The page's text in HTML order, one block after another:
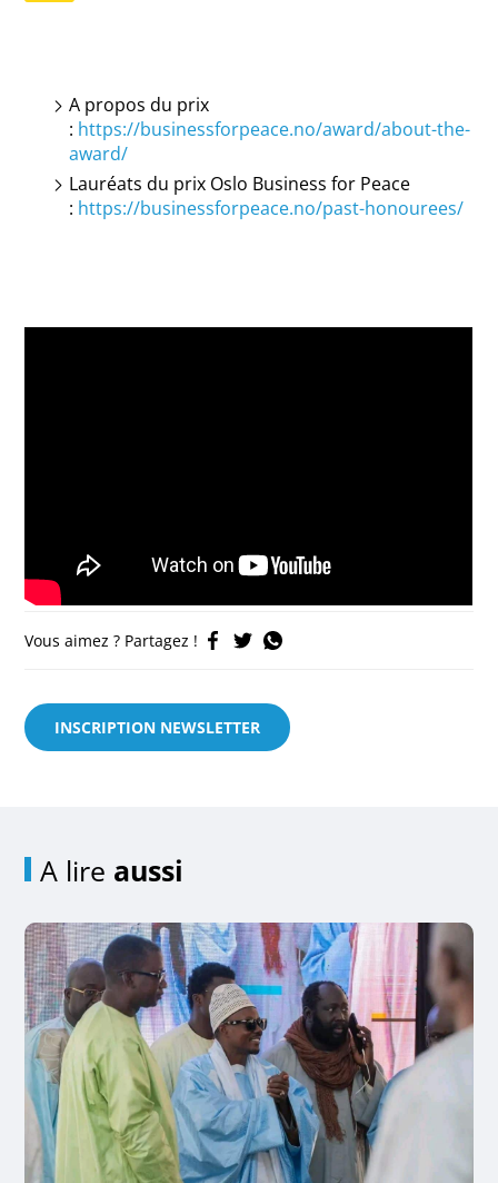
A propos du prix
: https://businessforpeace.no/award/about-the-
award/
Lauréats du prix Oslo Business for Peace
: https://businessforpeace.no/past-honourees/
Vous aimez ? Partagez !
INSCRIPTION NEWSLETTER
A lire aussi